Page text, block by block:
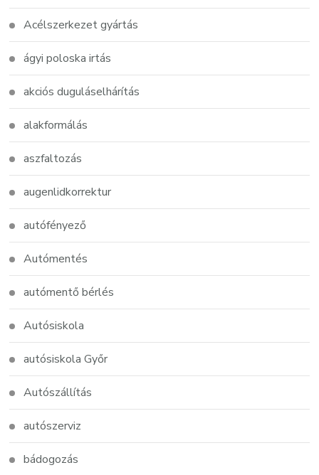
Acélszerkezet gyártás
ágyi poloska irtás
akciós duguláselhárítás
alakformálás
aszfaltozás
augenlidkorrektur
autófényező
Autómentés
autómentő bérlés
Autósiskola
autósiskola Győr
Autószállítás
autószerviz
bádogozás